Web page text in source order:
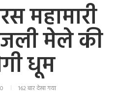
महामारी
मेले की
धूम
162 बार देखा गया